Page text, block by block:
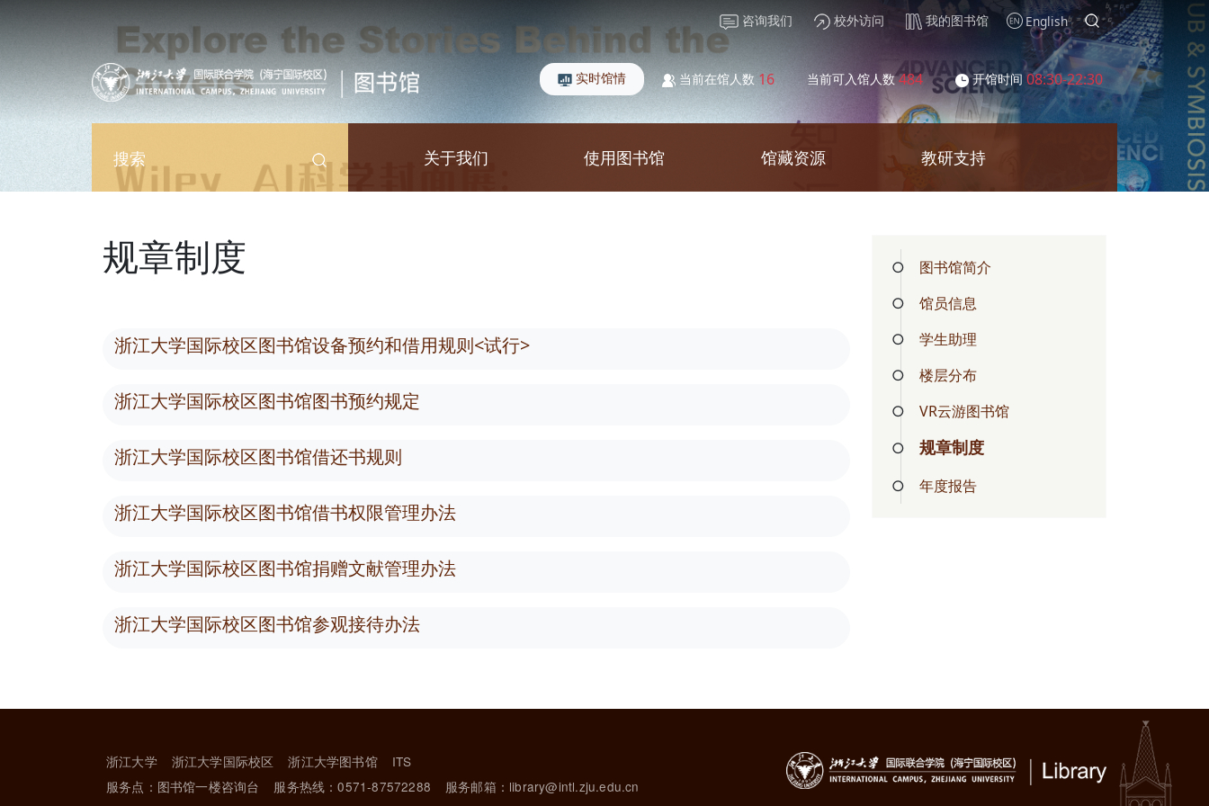
咨询我们 校外访问 我的图书馆 English
实时馆情 当前在馆人数 16 当前可入馆人数 484 开馆时间 08:30-22:30
搜索 关于我们 使用图书馆 馆藏资源 教研支持
规章制度
浙江大学国际校区图书馆设备预约和借用规则<试行>
浙江大学国际校区图书馆图书预约规定
浙江大学国际校区图书馆借还书规则
浙江大学国际校区图书馆借书权限管理办法
浙江大学国际校区图书馆捐赠文献管理办法
浙江大学国际校区图书馆参观接待办法
图书馆简介
馆员信息
学生助理
楼层分布
VR云游图书馆
规章制度
年度报告
浙江大学 浙江大学国际校区 浙江大学图书馆
ITS
服务点：图书馆一楼咨询台
服务热线：0571-87572288 服务邮箱：library@intl.zju.edu.cn